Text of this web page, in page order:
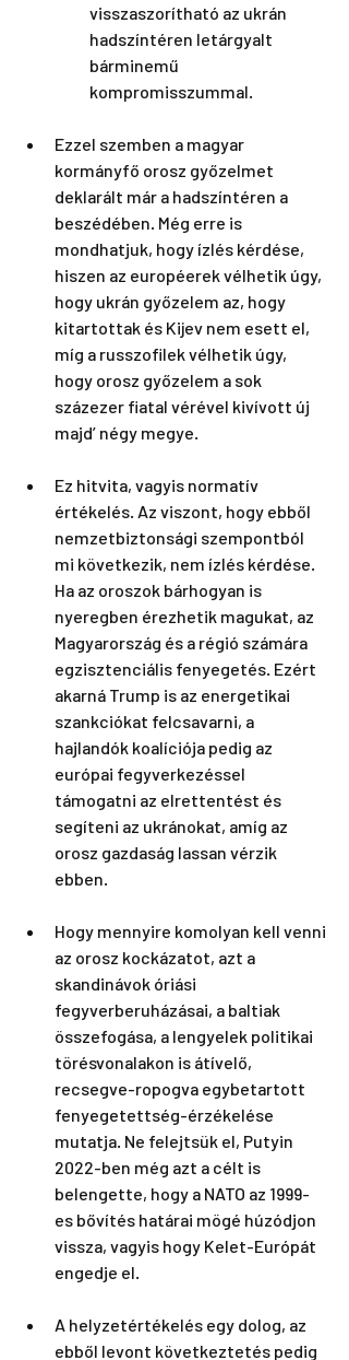
visszaszorítható az ukrán
hadszíntéren letárgyalt
bárminemű
kompromisszummal.
Ezzel szemben a magyar
kormányfő orosz győzelmet
deklarált már a hadszíntéren a
beszédében. Még erre is
mondhatjuk, hogy ízlés kérdése,
hiszen az européerek vélhetik úgy,
hogy ukrán győzelem az, hogy
kitartottak és Kijev nem esett el,
míg a russzofilek vélhetik úgy,
hogy orosz győzelem a sok
százezer fiatal vérével kivívott új
majd’ négy megye.
Ez hitvita, vagyis normatív
értékelés. Az viszont, hogy ebből
nemzetbiztonsági szempontból
mi következik, nem ízlés kérdése.
Ha az oroszok bárhogyan is
nyeregben érezhetik magukat, az
Magyarország és a régió számára
egzisztenciális fenyegetés. Ezért
akarná Trump is az energetikai
szankciókat felcsavarni, a
hajlandók koalíciója pedig az
európai fegyverkezéssel
támogatni az elrettentést és
segíteni az ukránokat, amíg az
orosz gazdaság lassan vérzik
ebben.
Hogy mennyire komolyan kell venni
az orosz kockázatot, azt a
skandinávok óriási
fegyverberuházásai, a baltiak
összefogása, a lengyelek politikai
törésvonalakon is átívelő,
recsegve-ropogva egybetartott
fenyegetettség-érzékelése
mutatja. Ne felejtsük el, Putyin
2022-ben még azt a célt is
belengette, hogy a NATO az 1999-
es bővítés határai mögé húzódjon
vissza, vagyis hogy Kelet-Európát
engedje el.
A helyzetértékelés egy dolog, az
ebből levont következtetés pedig